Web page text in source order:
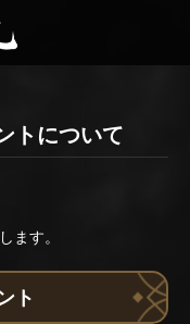
トについて
ます。
ト